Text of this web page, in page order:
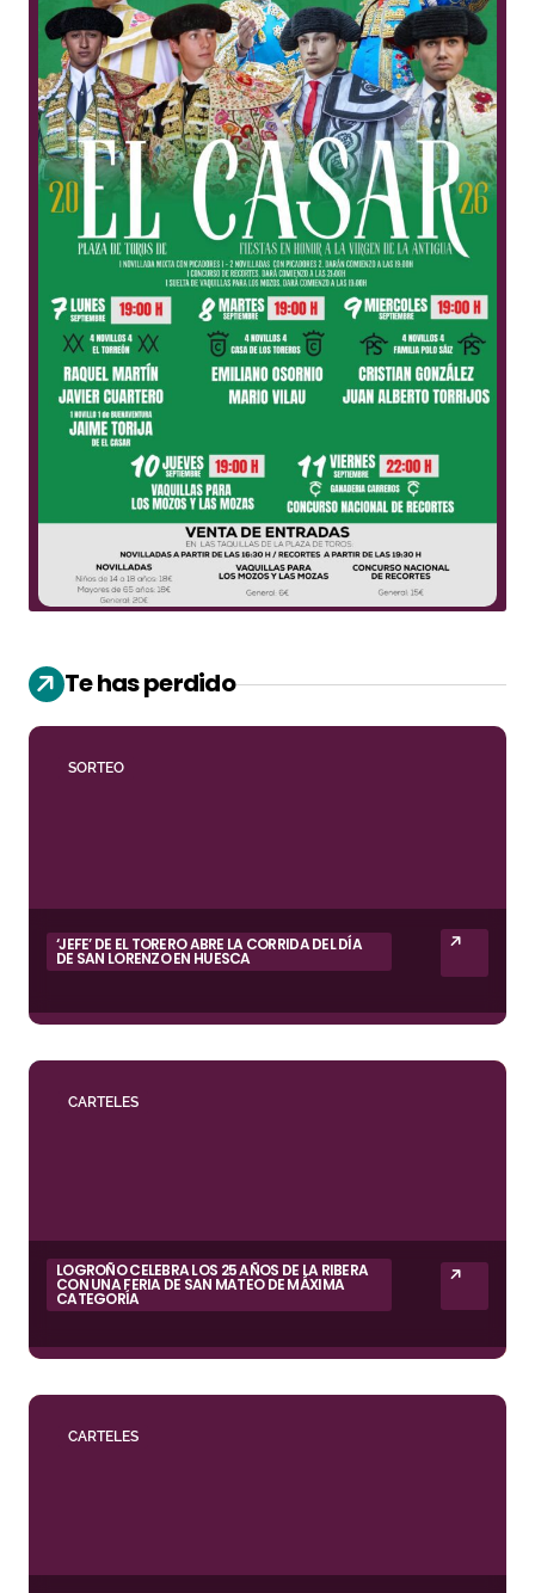
Te has perdido
SORTEO
‘JEFE’ DE EL TORERO ABRE LA CORRIDA DEL DÍA
DE SAN LORENZO EN HUESCA
CARTELES
LOGROÑO CELEBRA LOS 25 AÑOS DE LA RIBERA
CON UNA FERIA DE SAN MATEO DE MÁXIMA
CATEGORÍA
CARTELES